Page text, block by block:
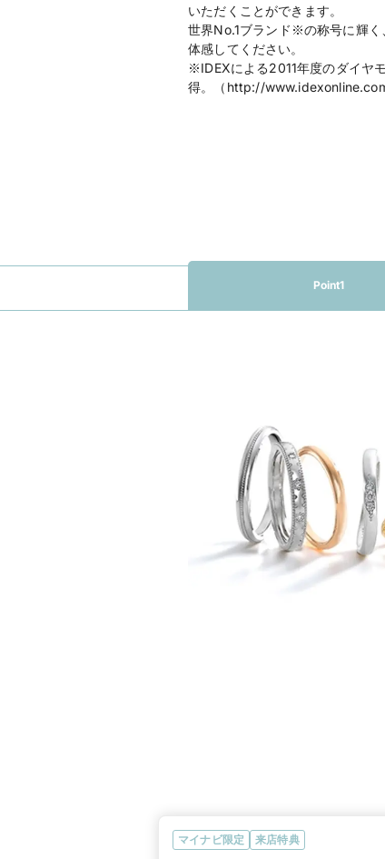
いただくことができます。
世界No.1ブランド※の称号に輝く
体感してください。
※IDEXによる2011年度のダイヤ
得。（http://
Point1
マイナビ限定 来店特典